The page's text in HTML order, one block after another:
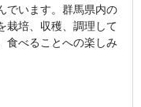
でいます。群馬県内の
栽培、収穫、調理して
食べることへの楽しみ